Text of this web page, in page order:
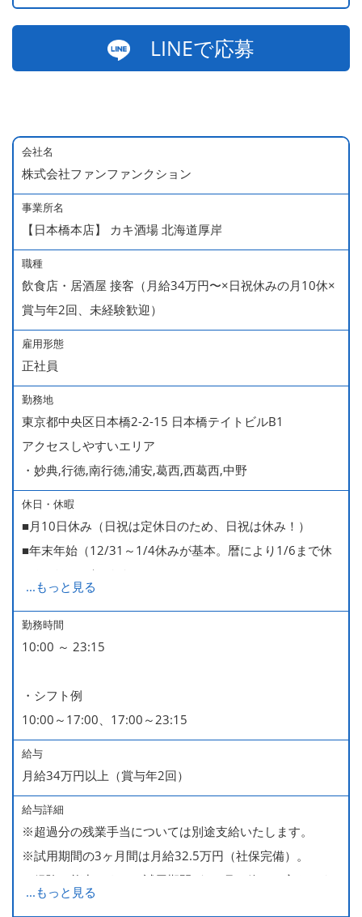
LINEで応募
会社名
株式会社ファンファンクション
事業所名
【日本橋本店】 カキ酒場 北海道厚岸
職種
飲食店・居酒屋 接客（月給34万円〜×日祝休みの月10休×
賞与年2回、未経験歓迎）
雇用形態
正社員
勤務地
東京都中央区日本橋2-2-15 日本橋テイトビルB1
アクセスしやすいエリア
・妙典,行徳,南行徳,浦安,葛西,西葛西,中野
休日・休暇
■月10日休み（日祝は定休日のため、日祝は休み！）
■年末年始（12/31～1/4休みが基本。暦により1/6まで休
みなどもございます）
■GW・お盆（暦通り）
■有給休暇
■慶弔休暇
率100％ ＊2023～2025年実績）
...もっと見る
勤務時間
10:00 ～ 23:15
・シフト例
10:00～17:00、17:00～23:15
給与
月給34万円以上（賞与年2回）
給与詳細
※超過分の残業手当については別途支給いたします。
※試用期間の3ヶ月間は月給32.5万円（社保完備）。
経験・能力により、試用期間が1ヶ月で終わる方もいま
す。
...もっと見る